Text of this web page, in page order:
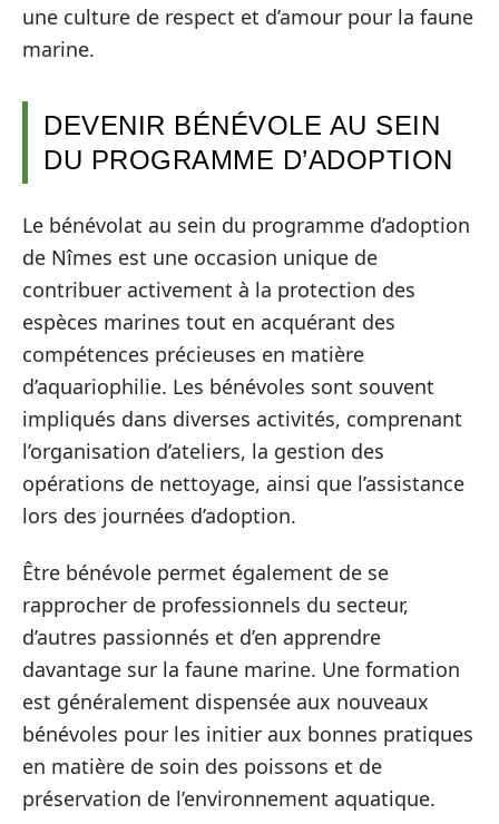
une culture de respect et d’amour pour la faune
marine.
DEVENIR BÉNÉVOLE AU SEIN
DU PROGRAMME D’ADOPTION
Le bénévolat au sein du programme d’adoption
de Nîmes est une occasion unique de
contribuer activement à la protection des
espèces marines tout en acquérant des
compétences précieuses en matière
d’aquariophilie. Les bénévoles sont souvent
impliqués dans diverses activités, comprenant
l’organisation d’ateliers, la gestion des
opérations de nettoyage, ainsi que l’assistance
lors des journées d’adoption.
Être bénévole permet également de se
rapprocher de professionnels du secteur,
d’autres passionnés et d’en apprendre
davantage sur la faune marine. Une formation
est généralement dispensée aux nouveaux
bénévoles pour les initier aux bonnes pratiques
en matière de soin des poissons et de
préservation de l’environnement aquatique.